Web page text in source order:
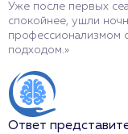
Уже после первых
спокойнее, ушли
профессионализмом
подходом.»
Ответ